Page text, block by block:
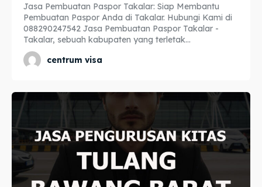
Blog
Blog
Jasa Pembuatan Paspor Takalar: Siap Membantu
Pembuatan Paspor Anda di Takalar. Hubungi Kami di
088290247542 Jasa Pembuatan Paspor Takalar -
Takalar, sebuah kabupaten yang terletak...
centrum visa